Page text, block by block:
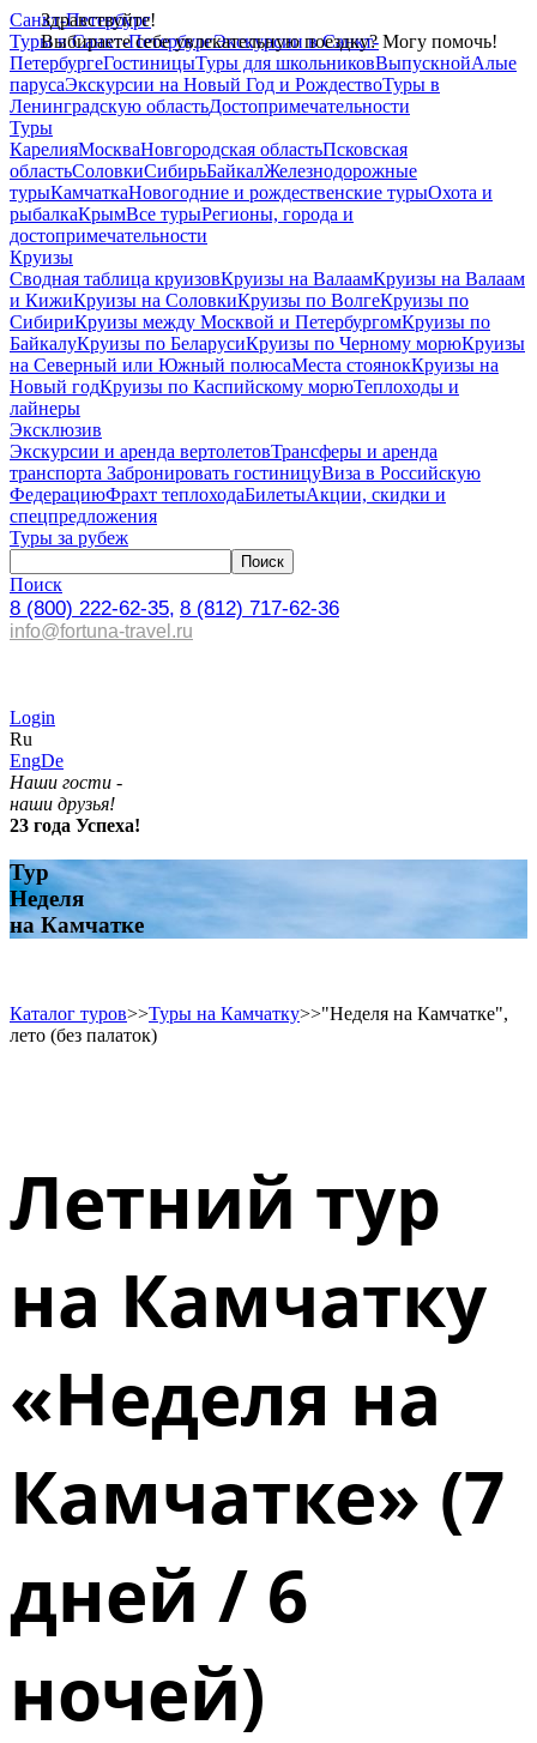
Здравствуйте!
Выбираете себе увлекательную поездку? Могу помочь!
Санкт-Петербург
Туры в Санкт-ПетербургЭкскурсии в Санкт-
ПетербургеГостиницыТуры для школьниковВыпускнойАлые
парусаЭкскурсии на Новый Год и РождествоТуры в
Ленинградскую областьДостопримечательности
Туры
КарелияМоскваНовгородская областьПсковская
областьСоловкиСибирьБайкалЖелезнодорожные
турыКамчаткаНовогодние и рождественские турыОхота и
рыбалкаКрымВсе турыРегионы, города и
достопримечательности
Круизы
Сводная таблица круизовКруизы на ВалаамКруизы на Валаам
и КижиКруизы на СоловкиКруизы по ВолгеКруизы по
СибириКруизы между Москвой и ПетербургомКруизы по
БайкалуКруизы по БеларусиКруизы по Черному морюКруизы
на Северный или Южный полюсаМеста стоянокКруизы на
Новый годКруизы по Каспийскому морюТеплоходы и
лайнеры
Эксклюзив
Экскурсии и аренда вертолетовТрансферы и аренда
транспорта Забронировать гостиницуВиза в Российскую
ФедерациюФрахт теплоходаБилетыАкции, скидки и
спецпредложения
Туры за рубеж
Поиск
8 (800) 222-62-35, 8 (812) 717-62-36
info@fortuna-travel.ru
Login
Ru
EngDe
Наши гости -
наши друзья!
23 года Успеха!
Тур
Неделя
на Камчатке
Каталог туров>>Туры на Камчатку>>"Неделя на Камчатке",
лето (без палаток)
Летний тур
на Камчатку
«Неделя на
Камчатке» (7
дней / 6
ночей)